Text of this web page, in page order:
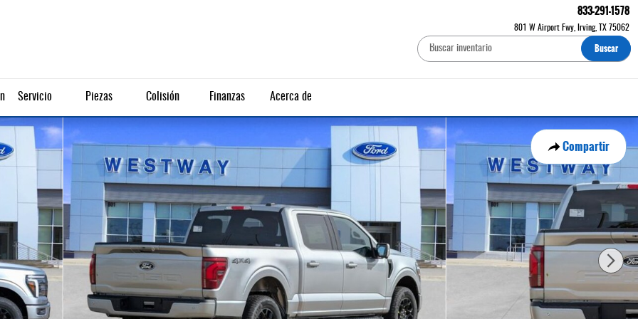
801 W Airport Fwy Irving, TX 75062
833-291-1578
Buscar
Servicio Piezas Colisión Finanzas Acerca de
Compartir